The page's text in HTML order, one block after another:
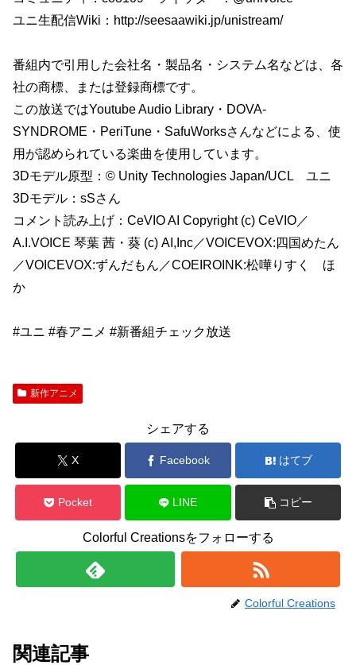
ユニ生配信Wiki：http://seesaawiki.jp/unistream/
番組内で引用した会社名・製品名・システム名などは、各
社の商標、または登録商標です。
この放送ではYoutube Audio Library・DOVA-
SYNDROME・PeriTune・SafuWorksさんなどによる、使
用が認められている楽曲を使用しています。
3Dモデル原型：© Unity Technologies Japan/UCL ユニ
3Dモデル：sSさん
コメント読み上げ：CeVIO AI Copyright (c) CeVIO／
A.I.VOICE 琴葉 茜・葵 (c) AI,Inc／VOICEVOX:四国めたん
／VOICEVOX:ずんだもん／COEIROINK:松嘩りすく ほ
か
#ユニ #春アニメ #新番組チェック放送
新作アニメ
シェアする
X Facebook はてブ
Pocket LINE コピー
Colorful Creationsをフォローする
Colorful Creations
関連記事